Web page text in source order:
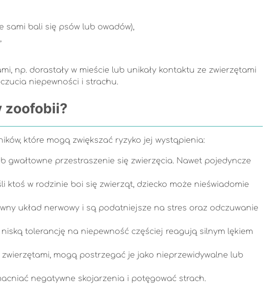
sami bali się psów lub owadów),
np. dorastały w mieście lub unikały kontaktu ze zwierzętami
niepewności i strachu.
zoofobii?
które mogą zwiększać ryzyko jej wystąpienia:
gwałtowne przestraszenie się zwierzęcia. Nawet pojedyncze
ktoś w rodzinie boi się zwierząt, dziecko może nieświadomie
układ nerwowy i są podatniejsze na stres oraz odczuwanie
tolerancję na niepewność częściej reagują silnym lękiem
mogą postrzegać je jako nieprzewidywalne lub
negatywne skojarzenia i potęgować strach.